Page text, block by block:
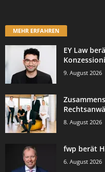
MEHR ERFAHREN
EY Law
9. August 2026
8. August 2026
fwp berät
6. August 2026